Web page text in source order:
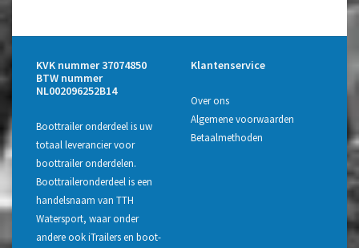
KVK nummer 37074850
BTW nummer
NL002096252B14
Boottrailer onderdeel is uw
totaal leverancier voor
boottrailer onderdelen.
Boottraileronderdeel is een
handelsnaam van TTH
Watersport, waar onder
andere ook iTrailers en boot-
Klantenservice
Over ons
Algemene voorwaarden
Betaalmethoden